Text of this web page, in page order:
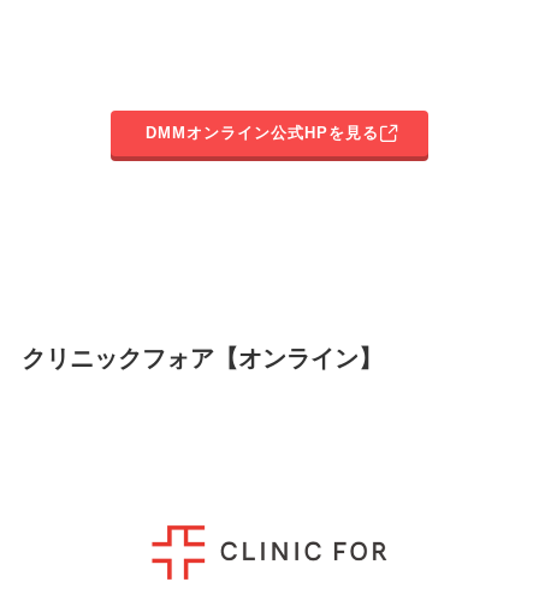
DMMオンライン公式HPを見る
クリニックフォア【オンライン】